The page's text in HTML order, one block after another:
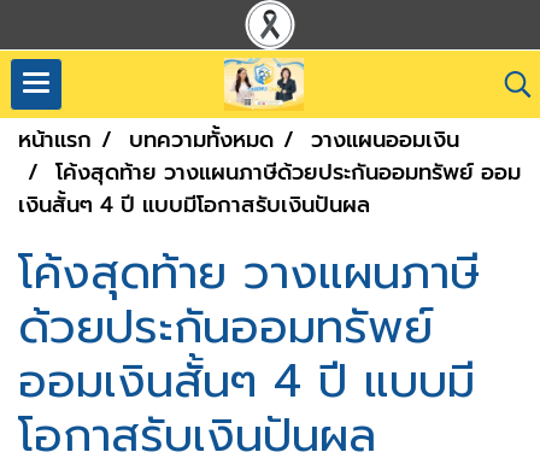
หน้าแรก บทความทั้งหมด
วางแผนออมเงิน
โค้งสุดท้าย วางแผนภาษีด้วยประกันออมทรัพย์ ออม
เงินสั้นๆ 4 ปี แบบมีโอกาสรับเงินปันผล
โค้งสุดท้าย วางแผนภาษี
ด้วยประกันออมทรัพย์
ออมเงินสั้นๆ 4 ปี แบบมี
โอกาสรับเงินปันผล